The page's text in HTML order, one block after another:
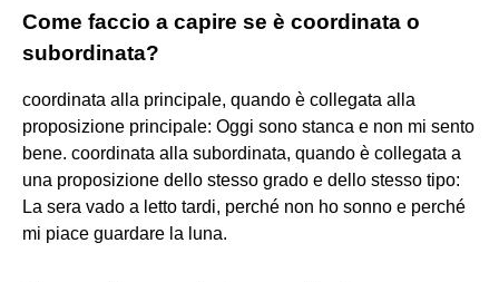
Come faccio a capire se è coordinata o
subordinata?
coordinata alla principale, quando è collegata alla
proposizione principale: Oggi sono stanca e non mi sento
bene. coordinata alla subordinata, quando è collegata a
una proposizione dello stesso grado e dello stesso tipo:
La sera vado a letto tardi, perché non ho sonno e perché
mi piace guardare la luna.